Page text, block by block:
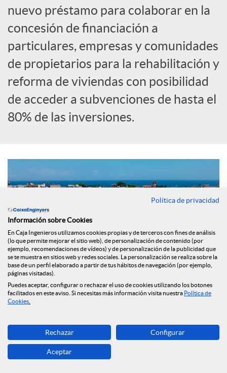
a
l
e
s
nuevo préstamo para colaborar en la
concesión de financiación a
particulares, empresas y comunidades
de propietarios para la rehabilitación y
reforma de viviendas con posibilidad
de acceder a subvenciones de hasta el
80% de las inversiones.
ambiente, elGrupo Caja de Ingenieros ha reforzado su
cartera de productos con el lanzamiento del nuevo
Préstamo ECO Rehabilita,
que estará disponible para sus
socios y socias, con el objetivo de colaborar en la concesión
Política de privacidad
Información sobre Cookies
En Caja Ingenieros utilizamos cookies propias y de terceros con fines de análisis
(lo que permite mejorar el sitio web), de personalización de contenido (por
ejemplo, recomendaciones de vídeos) y de personalización de la publicidad que
se te muestra en sitios web y redes sociales. La personalización se realiza sobre la
base de un perfil elaborado a partir de tus hábitos de navegación (por ejemplo,
páginas visitadas).
Puedes aceptar, configurar o rechazar el uso de cookies utilizando los botones
facilitados en este aviso. Si necesitas más información visita nuestra Política de
Cookies
Rechazar Configurar
Aceptar